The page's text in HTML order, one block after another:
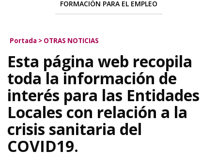
FORMACIÓN PARA EL EMPLEO
Portada > OTRAS NOTICIAS
Esta página web recopila
toda la información de
interés para las Entidades
Locales con relación a la
crisis sanitaria del
COVID19.